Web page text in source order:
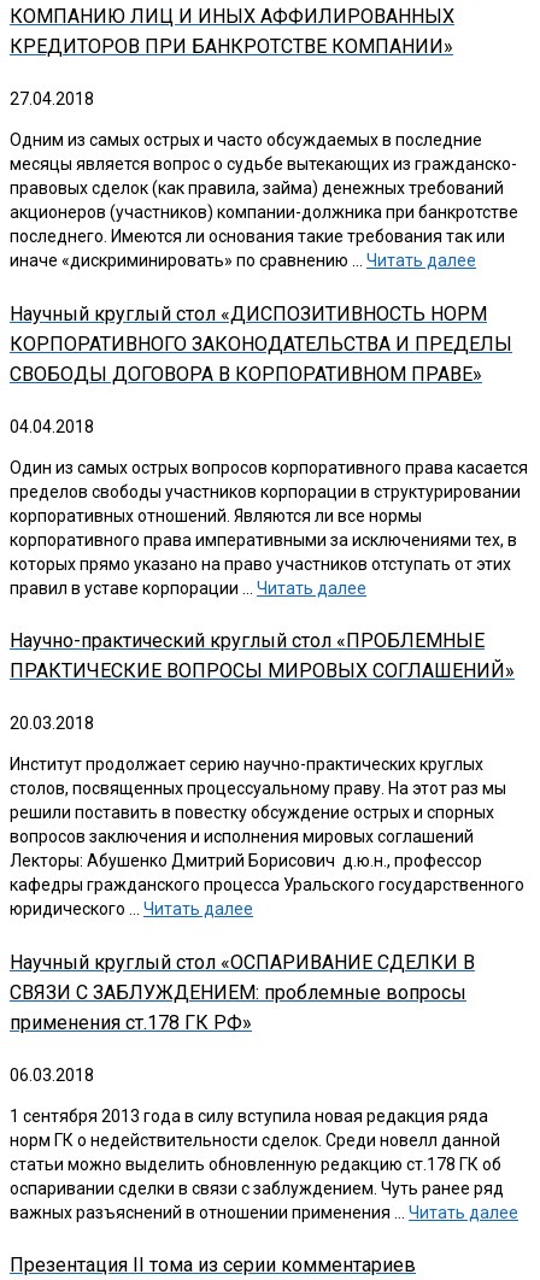
КОМПАНИЮ ЛИЦ И ИНЫХ АФФИЛИРОВАННЫХ
КРЕДИТОРОВ ПРИ БАНКРОТСТВЕ КОМПАНИИ»
27.04.2018
Одним из самых острых и часто обсуждаемых в последние
месяцы является вопрос о судьбе вытекающих из гражданско-
правовых сделок (как правила, займа) денежных требований
акционеров (участников) компании-должника при банкротстве
последнего. Имеются ли основания такие требования так или
иначе «дискриминировать» по сравнению … Читать далее
Научный круглый стол «ДИСПОЗИТИВНОСТЬ НОРМ
КОРПОРАТИВНОГО ЗАКОНОДАТЕЛЬСТВА И ПРЕДЕЛЫ
СВОБОДЫ ДОГОВОРА В КОРПОРАТИВНОМ ПРАВЕ»
04.04.2018
Один из самых острых вопросов корпоративного права касается
пределов свободы участников корпорации в структурировании
корпоративных отношений. Являются ли все нормы
корпоративного права императивными за исключениями тех, в
которых прямо указано на право участников отступать от этих
правил в уставе корпорации … Читать далее
Научно-практический круглый стол «ПРОБЛЕМНЫЕ
ПРАКТИЧЕСКИЕ ВОПРОСЫ МИРОВЫХ СОГЛАШЕНИЙ»
20.03.2018
Институт продолжает серию научно-практических круглых
столов, посвященных процессуальному праву. На этот раз мы
решили поставить в повестку обсуждение острых и спорных
вопросов заключения и исполнения мировых соглашений
Лекторы: Абушенко Дмитрий Борисович д.ю.н., профессор
кафедры гражданского процесса Уральского государственного
юридического … Читать далее
Научный круглый стол «ОСПАРИВАНИЕ СДЕЛКИ В
СВЯЗИ С ЗАБЛУЖДЕНИЕМ: проблемные вопросы
применения ст.178 ГК РФ»
06.03.2018
1 сентября 2013 года в силу вступила новая редакция ряда
норм ГК о недействительности сделок. Среди новелл данной
статьи можно выделить обновленную редакцию ст.178 ГК об
оспаривании сделки в связи с заблуждением. Чуть ранее ряд
важных разъяснений в отношении применения … Читать далее
Презентация II тома из серии комментариев